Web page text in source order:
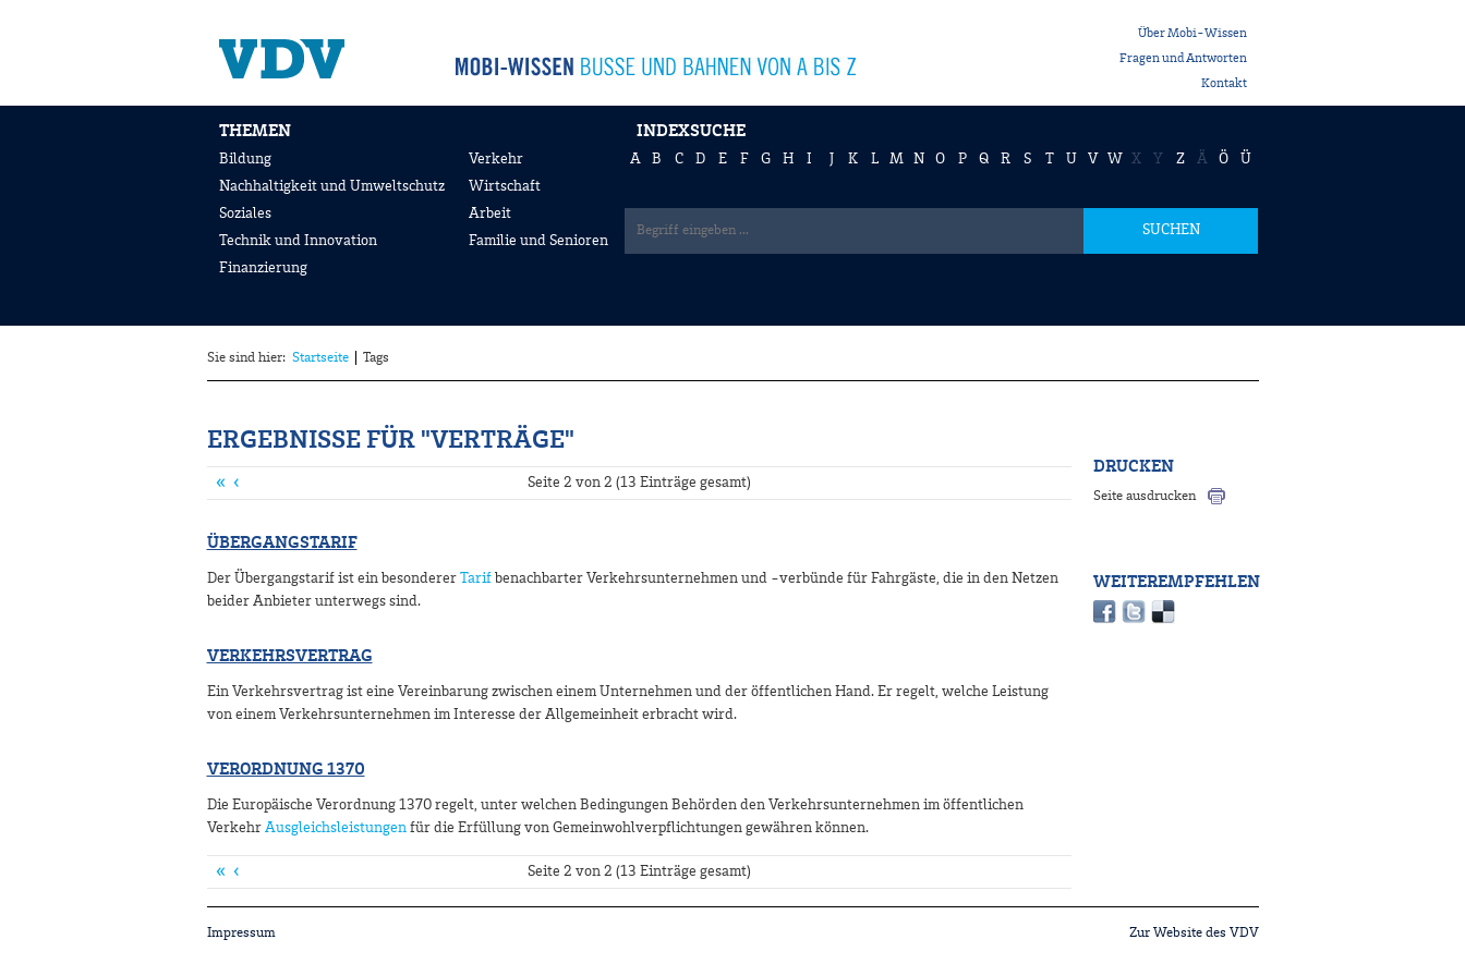
Über Mobi-Wissen
Fragen und Antworten
Kontakt
THEMEN
Bildung
Nachhaltigkeit und Umweltschutz
Soziales
Technik und Innovation
Finanzierung
Verkehr
Wirtschaft
Arbeit
Familie und Senioren
INDEXSUCHE
A B C D E F G H I K L M N O P Q R S T U V W X Y Z Ä Ö Ü
SUCHEN
Sie sind hier: Startseite Tags
ERGEBNISSE FÜR "VERTRÄGE"
« ‹ Seite 2 von 2 (13 Einträge gesamt)
ÜBERGANGSTARIF
Der Übergangstarif ist ein besonderer Tarifbenachbarter Verkehrsunternehmen und -verbünde für Fahrgäste, die in den Netzen
beider Anbieter unterwegs sind.
VERKEHRSVERTRAG
Ein Verkehrsvertrag ist eine Vereinbarung zwischen einem Unternehmen und der öffentlichen Hand. Er regelt, welche Leistung
von einem Verkehrsunternehmen im Interesse der Allgemeinheit erbracht wird.
VERORDNUNG 1370
Die Europäische Verordnung 1370 regelt, unter welchen Bedingungen Behörden den Verkehrsunternehmen im öffentlichen
Verkehr Ausgleichsleistungenfür die Erfüllung von Gemeinwohlverpflichtungen gewähren können.
« ‹ Seite 2 von 2 (13 Einträge gesamt)
DRUCKEN
Seite ausdrucken
WEITEREMPFEHLEN
Impressum Zur Website des VDV